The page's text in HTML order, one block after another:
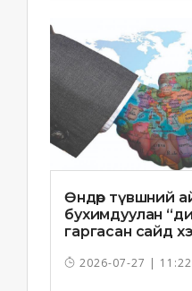
Өндөр түвшний
бухимдуулан
гаргасан сайд
2026-07-27 |